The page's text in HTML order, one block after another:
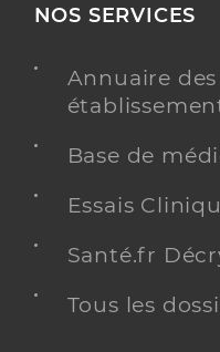
NOS SERVICES
Annuaire
Base de
Essais
Santé.fr
Tous les